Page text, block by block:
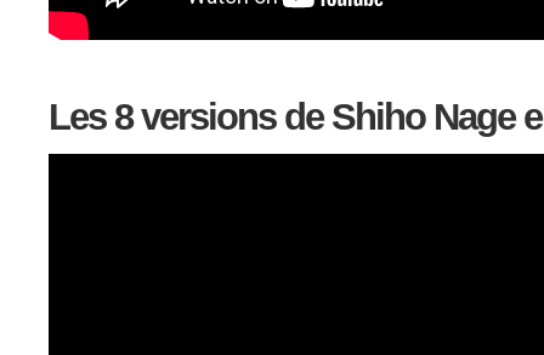
Les 8 versions de Shiho Nage